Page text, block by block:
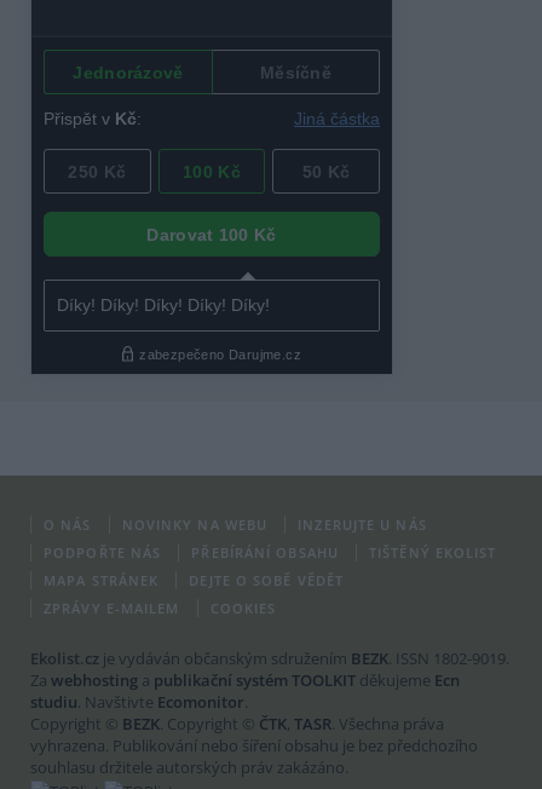
O NÁS NOVINKY NA WEBU
INZERUJTE U NÁS
PODPOŘTE NÁS
PŘEBÍRÁNÍ OBSAHU
TIŠTĚNÝ EKOLIST
MAPA STRÁNEK
DEJTE O SOBĚ VĚDĚT
ZPRÁVY E-MAILEM
COOKIES
Ekolist.cz je vydáván občanským sdružením BEZK. ISSN 1802-9019.
Za webhosting a publikační systém TOOLKIT děkujeme Ecn
studiu. Navštivte Ecomonitor.
Copyright © BEZK. Copyright © ČTK, TASR. Všechna práva
vyhrazena. Publikování nebo šíření obsahu je bez předchozího
souhlasu držitele autorských práv zakázáno.